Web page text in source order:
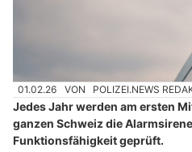
01.02.26 VON POLIZEI.NEWS
Jedes Jahr werden am ersten
ganzen Schweiz die
Funktionsfähigkeit geprüft.